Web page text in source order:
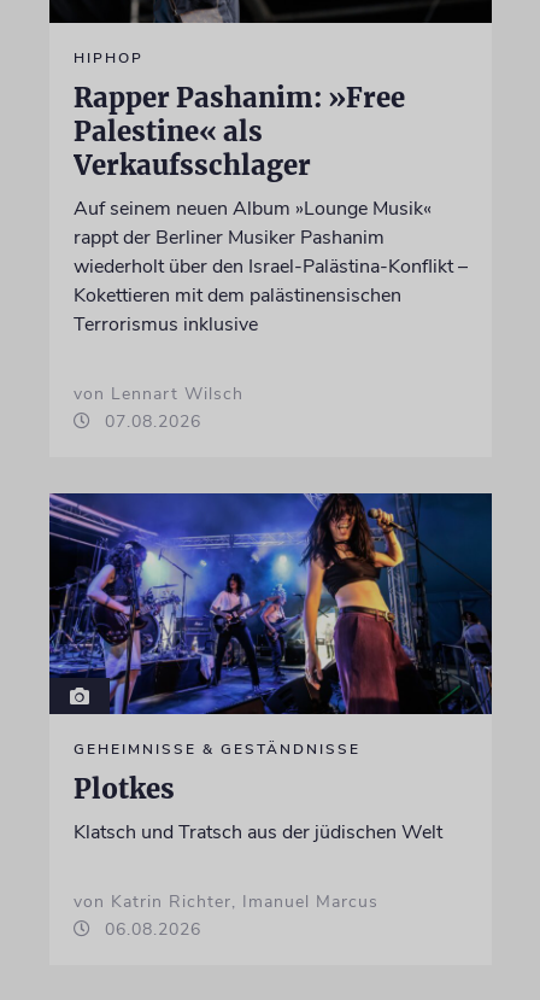
HIPHOP
Rapper Pashanim: »Free
Palestine« als
Verkaufsschlager
Auf seinem neuen Album »Lounge Musik«
rappt der Berliner Musiker Pashanim
wiederholt über den Israel-Palästina-Konflikt –
Kokettieren mit dem palästinensischen
Terrorismus inklusive
von Lennart Wilsch
07.08.2026
GEHEIMNISSE & GESTÄNDNISSE
Plotkes
Klatsch und Tratsch aus der jüdischen Welt
von Katrin Richter, Imanuel Marcus
06.08.2026